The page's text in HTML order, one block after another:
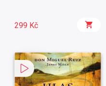
299 Kč